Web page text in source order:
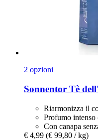
2 opzioni
Sonnentor Tè
Riarmonizza il
Profumo intenso
Con canapa
€ 4,99 (€ 99,80 / kg)